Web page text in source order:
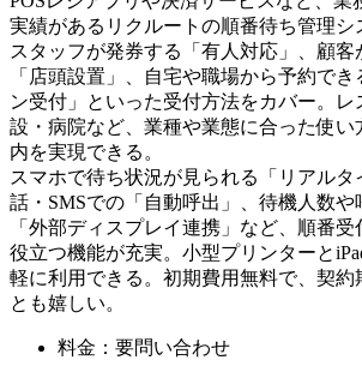
実績があるリクルートの順番待ち管理シ
スタッフが発券する「有人対応」、顧客
「店頭設置」、自宅や職場から予約で
ン受付」といった受付方法をカバー。
設・病院など、業種や業態に合った使い
内を実現できる。
スマホで待ち状況が見られる「リアルタ
話・SMSでの「自動呼出」、待機人数
「外部ディスプレイ連携」など、順番
役立つ機能が充実。小型プリンターと
軽に利用できる。初期費用無料で、契約
とも嬉しい。
料金：要問い合わせ